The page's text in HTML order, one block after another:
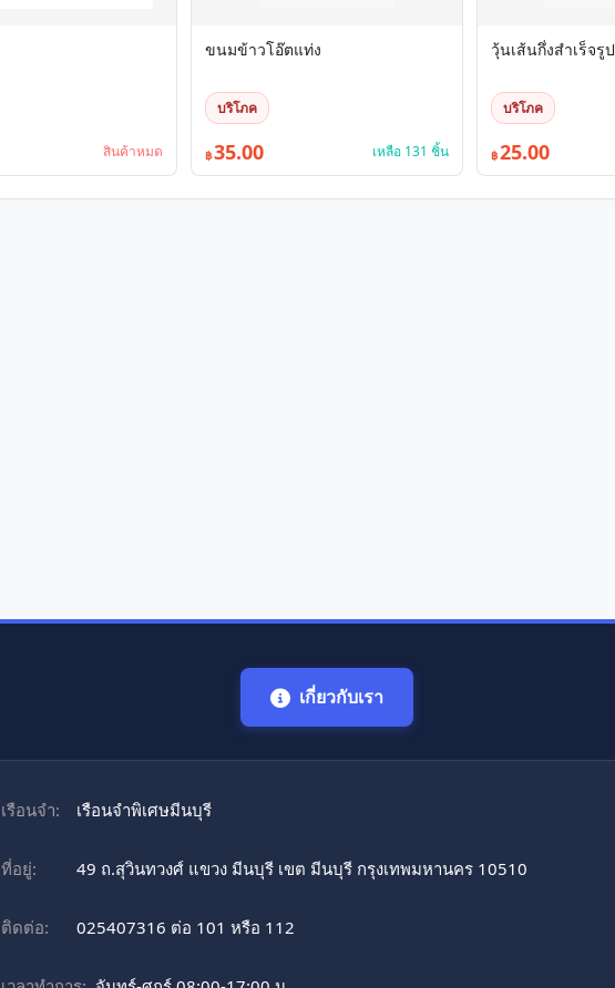
สินค้าหมด
ขนมข้าวโอ๊ตแท่ง
บริโภค
฿35.00 เหลือ 131 ชิ้น
วุ้นเส้นกึ่งสำเร็จรูป
บริโภค
฿25.00
เกี่ยวกับเรา
เรือนจำ: เรือนจำพิเศษมีนบุรี
ที่อยู่: 49 ถ.สุวินทวงศ์ แขวง มีนบุรี เขต มีนบุรี กรุงเทพมหานคร 10510
ติดต่อ: 025407316 ต่อ 101 หรือ 112